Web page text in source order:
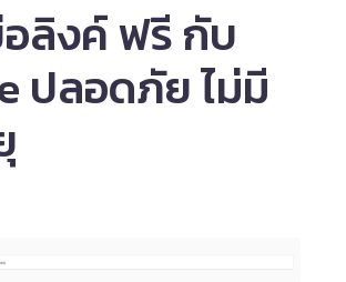
ลิงค์ ฟรี กับ
ปลอดภัย ไม่มี